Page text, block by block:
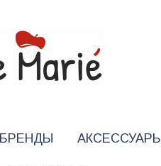
БРЕНДЫ АКСЕССУАРЫ